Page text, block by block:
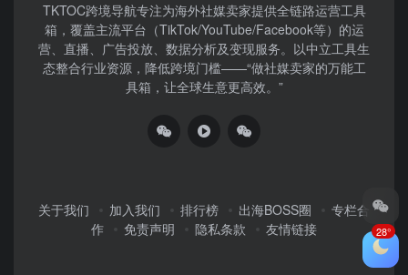
TKTOC跨境导航​专注为海外社媒卖家提供全链路运营工具
箱，覆盖主流平台（TikTok/YouTube/Facebook等）​的运
营、直播、广告投放、数据分析及变现服务。以中立工具生
态整合行业资源，降低跨境门槛——“做社媒卖家的万能工
具箱，让全球生意更高效。”
关于我们 加入我们 排行榜 出海BOSS圈
专栏合
作
免责声明 隐私条款 友情链接 28°